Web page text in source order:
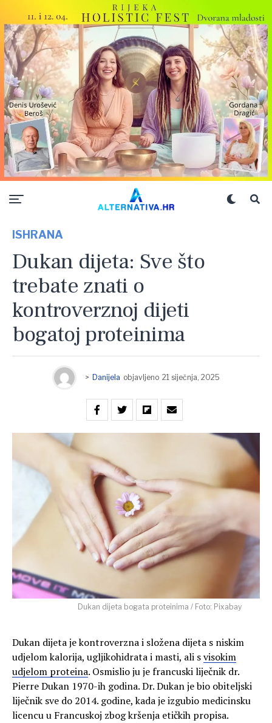
ISHRANA
Dukan dijeta: Sve što
trebate znati o
kontroverznoj dijeti
bogatoj proteinima
> Danijela objavljeno 21 siječnja, 2025
Dukan dijeta bogata proteinima / Foto: Pixabay
Dukan dijeta je kontroverzna i složena dijeta s niskim
udjelom kalorija, ugljikohidrata i masti, ali svisokim
udjelom proteina. Osmislio ju je francuski liječnik dr.
Pierre Dukan 1970-ih godina. Dr. Dukan je bio obiteljski
liječnik sve do 2014. godine, kada je izgubio medicinsku
licencu u Francuskoj zbog kršenja etičkih propisa.